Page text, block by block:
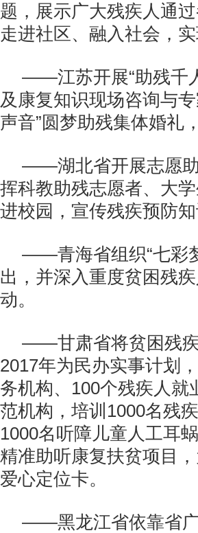
题，展示广大残疾人通
走进社区、融入社会，
——江苏开展“助残千
及康复知识现场咨询与
声音”圆梦助残集体婚礼
——湖北省开展志愿助
挥科教助残志愿者、大
进校园，宣传残疾预防知
——青海省组织“七彩
出，并深入重度贫困残
动。
——甘肃省将贫困残疾
2017年为民办实事计划
务机构、100个残疾人就
范机构，培训1000名残
1000名听障儿童人工耳
精准助听康复扶贫项目
爱心定位卡。
——黑龙江省依靠省广